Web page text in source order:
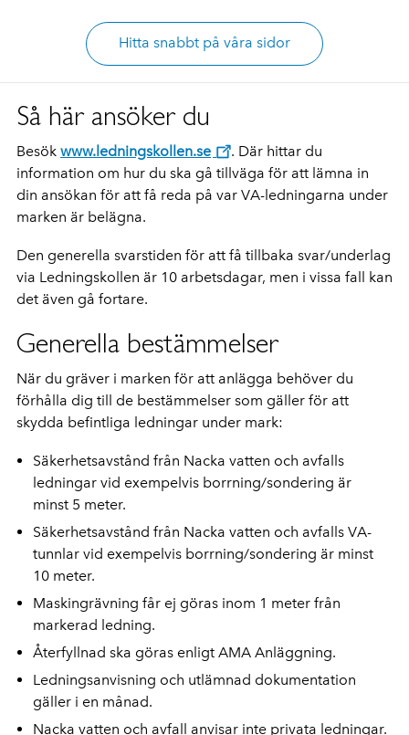
Hitta snabbt på våra sidor
Så här ansöker du
Besök www.ledningskollen.se
. Där hittar du
information om hur du ska gå tillväga för att lämna in
din ansökan för att få reda på var VA-ledningarna under
marken är belägna.
Den generella svarstiden för att få tillbaka svar/underlag
via Ledningskollen är 10 arbetsdagar, men i vissa fall kan
det även gå fortare.
Generella bestämmelser
När du gräver i marken för att anlägga behöver du
förhålla dig till de bestämmelser som gäller för att
skydda befintliga ledningar under mark:
Säkerhetsavstånd från Nacka vatten och avfalls
ledningar vid exempelvis borrning/sondering är
minst 5 meter.
Säkerhetsavstånd från Nacka vatten och avfalls VA-
tunnlar vid exempelvis borrning/sondering är minst
10 meter.
Maskingrävning får ej göras inom 1 meter från
markerad ledning.
Återfyllnad ska göras enligt AMA Anläggning.
Ledningsanvisning och utlämnad dokumentation
gäller i en månad.
Nacka vatten och avfall anvisar inte privata ledningar.